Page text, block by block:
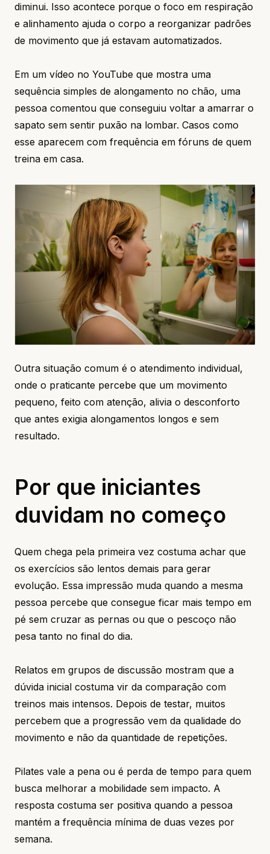
diminui. Isso acontece porque o foco em respiração
e alinhamento ajuda o corpo a reorganizar padrões
de movimento que já estavam automatizados.
Em um vídeo no YouTube que mostra uma
sequência simples de alongamento no chão, uma
pessoa comentou que conseguiu voltar a amarrar o
sapato sem sentir puxão na lombar. Casos como
esse aparecem com frequência em fóruns de quem
treina em casa.
Outra situação comum é o atendimento individual,
onde o praticante percebe que um movimento
pequeno, feito com atenção, alivia o desconforto
que antes exigia alongamentos longos e sem
resultado.
Por que iniciantes
duvidam no começo
Quem chega pela primeira vez costuma achar que
os exercícios são lentos demais para gerar
evolução. Essa impressão muda quando a mesma
pessoa percebe que consegue ficar mais tempo em
pé sem cruzar as pernas ou que o pescoço não
pesa tanto no final do dia.
Relatos em grupos de discussão mostram que a
dúvida inicial costuma vir da comparação com
treinos mais intensos. Depois de testar, muitos
percebem que a progressão vem da qualidade do
movimento e não da quantidade de repetições.
Pilates vale a pena ou é perda de tempo para quem
busca melhorar a mobilidade sem impacto. A
resposta costuma ser positiva quando a pessoa
mantém a frequência mínima de duas vezes por
semana.